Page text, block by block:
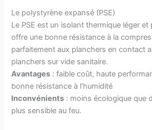
Le polystyrène expansé (PSE)
Le PSE est un isolant thermique léger et
offre une bonne résistance à la
parfaitement aux planchers en contact
planchers sur vide sanitaire.
Avantages : faible coût, haute
bonne résistance à l’humidité
Inconvénients : moins écologique que
plus sensible au feu.